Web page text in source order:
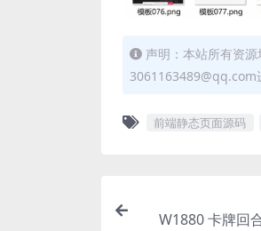
声明：本站所有资
3061163489@qq.com
前端静态页面源码
W1880 卡牌回